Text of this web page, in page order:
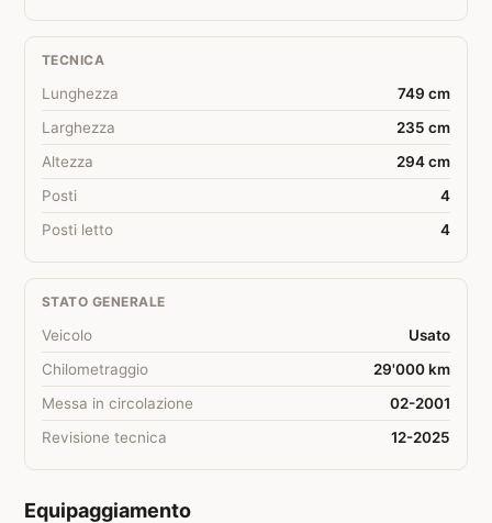
TECNICA
Lunghezza
749 cm
Larghezza
235 cm
Altezza
294 cm
Posti
4
Posti letto
4
STATO GENERALE
Veicolo
Usato
Chilometraggio
29'000 km
Messa in circolazione
02-2001
Revisione tecnica
12-2025
Equipaggiamento